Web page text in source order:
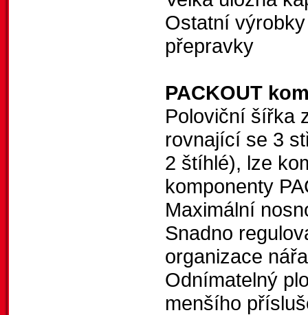
Ostatní
přepravky
PACKOUT
Poloviční šířka
rovnající se 3
2 štíhlé), lze
komponenty
Maximální
Snadno
organizace
Odnímatelný
menšího